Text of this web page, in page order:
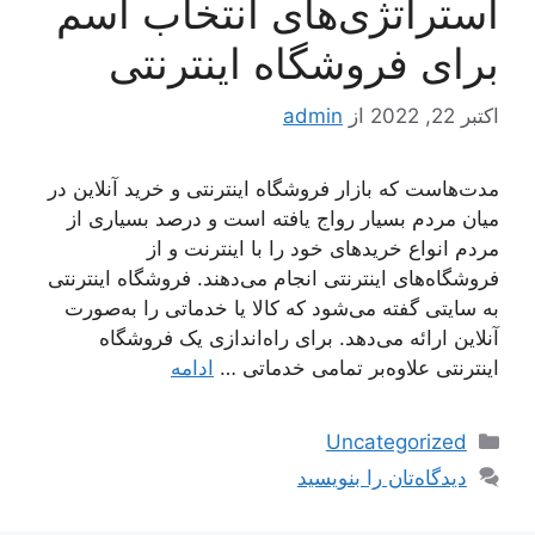
استراتژی‌های انتخاب اسم
برای فروشگاه اینترنتی
اکتبر 22, 2022 از admin
مدت‌هاست که بازار فروشگاه اینترنتی و خرید آنلاین در
میان مردم بسیار رواج یافته است و درصد بسیاری از
مردم انواع خریدهای خود را با اینترنت و از
فروشگاه‌های اینترنتی انجام می‌دهند. فروشگاه اینترنتی
به سایتی گفته می‌شود که کالا یا خدماتی را به‌صورت
آنلاین ارائه می‌دهد. برای راه‌اندازی یک فروشگاه
اینترنتی علاوه‌بر تمامی خدماتی … ادامه
دسته‌ها
Uncategorized
دیدگاه‌تان را بنویسید